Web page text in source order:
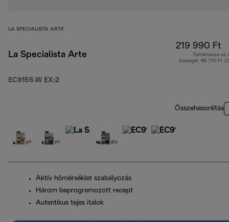
LA SPECIALISTA ARTE
La Specialista Arte
EC9155.W EX:2
219 990 Ft
Tartalmazza az
összegét 46 770 Ft
Összehasonlítás
Aktív hőmérséklet szabályozás
Három beprogramozott recept
Autentikus tejes italok